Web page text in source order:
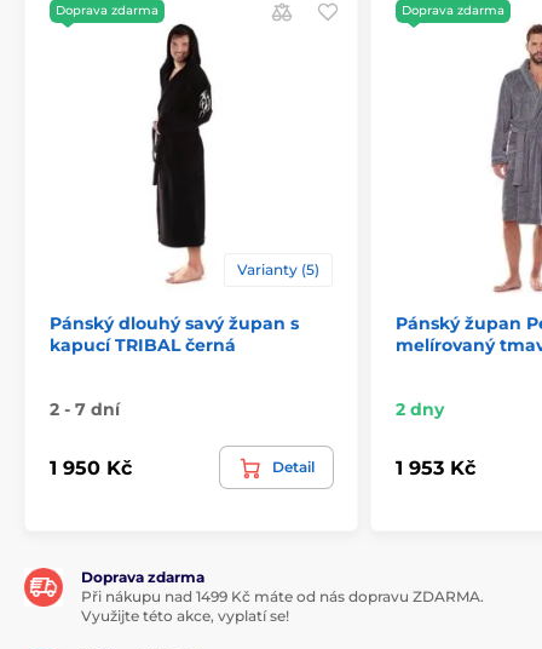
Doprava zdarma
Varianty (5)
Pánský dlouhý savý župan s
kapucí TRIBAL černá
2 - 7 dní
1 950 Kč Detail
Doprava zdarma
Pánský župan
melírovaný
2 dny
1 953 Kč
Doprava zdarma
Při nákupu nad 1499 Kč máte od nás dopravu ZDARMA.
Využijte této akce, vyplatí se!